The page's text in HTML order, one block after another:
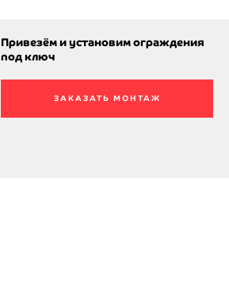
Привезём и установим ограждения
под ключ
ЗАКАЗАТЬ МОНТАЖ